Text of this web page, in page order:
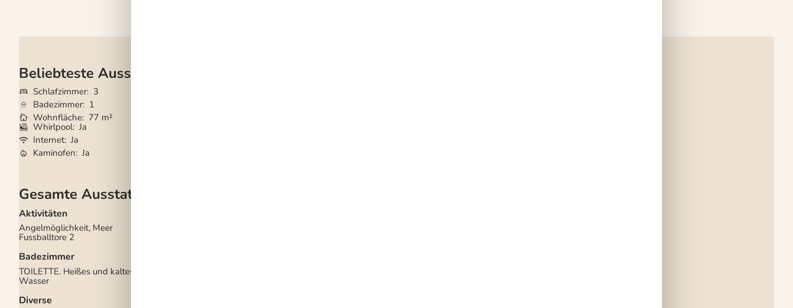
Beliebteste Ausstattungen
Schlafzimmer 3
Badezimmer 1
Wohnfläche 77 m²
Whirlpool Ja
Internet Ja
Kaminofen Ja
Gesamte Ausstattung
Aktivitäten
Angelmöglichkeit, Meer
Fussballtore 2
Badezimmer
TOILETTE. Heißes und kaltes
Wasser
Diverse